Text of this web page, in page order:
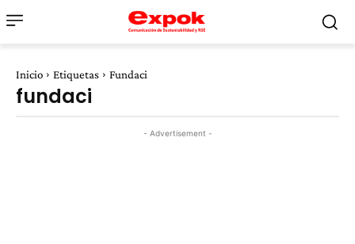
Inicio Etiquetas Fundaci
fundaci
- Advertisement -